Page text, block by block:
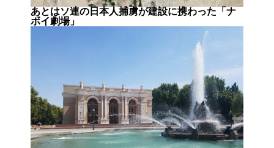
あとはソ連の日本人捕虜が建設に携わった「ナ
ボイ劇場」